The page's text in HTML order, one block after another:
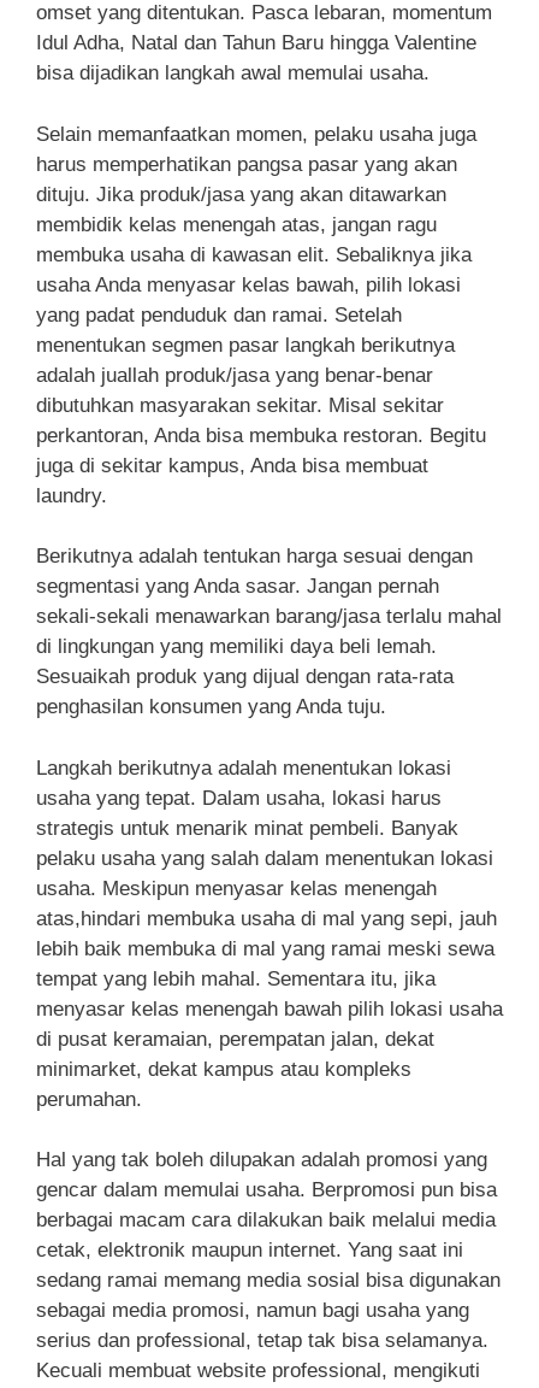
omset yang ditentukan. Pasca lebaran, momentum
Idul Adha, Natal dan Tahun Baru hingga Valentine
bisa dijadikan langkah awal memulai usaha.
Selain memanfaatkan momen, pelaku usaha juga
harus memperhatikan pangsa pasar yang akan
dituju. Jika produk/jasa yang akan ditawarkan
membidik kelas menengah atas, jangan ragu
membuka usaha di kawasan elit. Sebaliknya jika
usaha Anda menyasar kelas bawah, pilih lokasi
yang padat penduduk dan ramai. Setelah
menentukan segmen pasar langkah berikutnya
adalah juallah produk/jasa yang benar-benar
dibutuhkan masyarakan sekitar. Misal sekitar
perkantoran, Anda bisa membuka restoran. Begitu
juga di sekitar kampus, Anda bisa membuat
laundry.
Berikutnya adalah tentukan harga sesuai dengan
segmentasi yang Anda sasar. Jangan pernah
sekali-sekali menawarkan barang/jasa terlalu mahal
di lingkungan yang memiliki daya beli lemah.
Sesuaikah produk yang dijual dengan rata-rata
penghasilan konsumen yang Anda tuju.
Langkah berikutnya adalah menentukan lokasi
usaha yang tepat. Dalam usaha, lokasi harus
strategis untuk menarik minat pembeli. Banyak
pelaku usaha yang salah dalam menentukan lokasi
usaha. Meskipun menyasar kelas menengah
atas,hindari membuka usaha di mal yang sepi, jauh
lebih baik membuka di mal yang ramai meski sewa
tempat yang lebih mahal. Sementara itu, jika
menyasar kelas menengah bawah pilih lokasi usaha
di pusat keramaian, perempatan jalan, dekat
minimarket, dekat kampus atau kompleks
perumahan.
Hal yang tak boleh dilupakan adalah promosi yang
gencar dalam memulai usaha. Berpromosi pun bisa
berbagai macam cara dilakukan baik melalui media
cetak, elektronik maupun internet. Yang saat ini
sedang ramai memang media sosial bisa digunakan
sebagai media promosi, namun bagi usaha yang
serius dan professional, tetap tak bisa selamanya.
Kecuali membuat website professional, mengikuti